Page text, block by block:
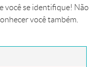
você se identifique! Não
você também.